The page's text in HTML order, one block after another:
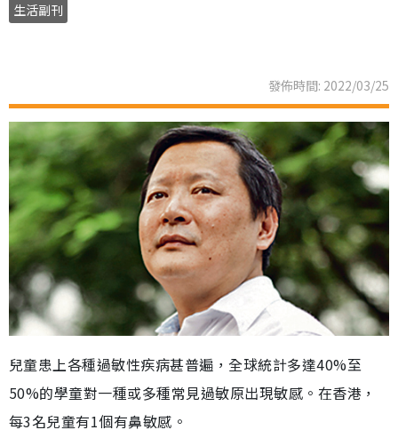
生活副刊
發佈時間: 2022/03/25
兒童患上各種過敏性疾病甚普遍，全球統計多達40%至
50%的學童對一種或多種常見過敏原出現敏感。在香港，
每3名兒童有1個有鼻敏感。